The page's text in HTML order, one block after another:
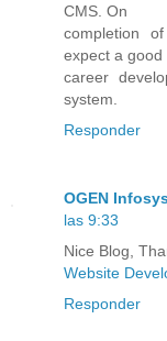
CMS. On
completion
expect a good
career
system.
Responder
OGEN
las 9:33
Nice Blog,
Website
Responder